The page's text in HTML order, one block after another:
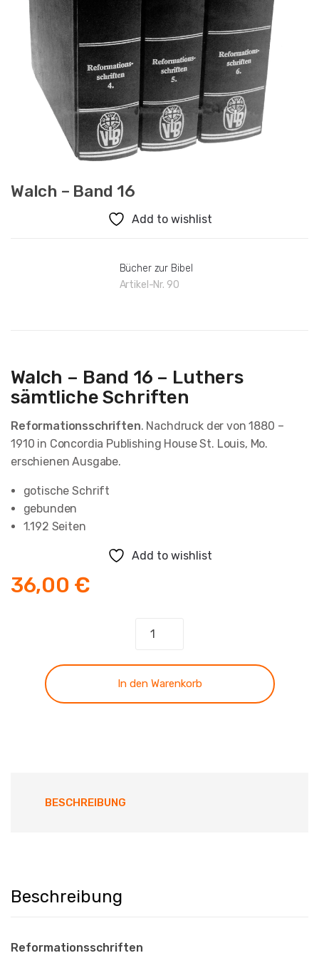
Walch – Band 16
Add to wishlist
Bücher zur Bibel
Artikel-Nr. 90
Walch – Band 16 – Luthers
sämtliche Schriften
Reformationsschriften. Nachdruck der von 1880 –
1910 in Concordia Publishing House St. Louis, Mo.
erschienen Ausgabe.
gotische Schrift
gebunden
1.192 Seiten
Add to wishlist
36,00 €
Walch
Band
16
In den Warenkorb
BESCHREIBUNG
Beschreibung
Reformationsschriften